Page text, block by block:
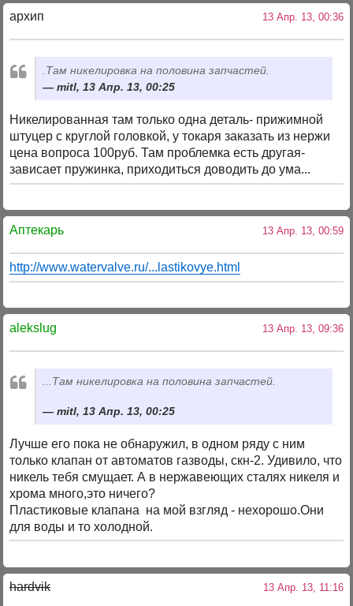
архип 13 Апр. 13, 00:36
.Там никелировка на половина запчастей.
mitl, 13 Апр. 13, 00:25
Никелированная там только одна деталь- прижимной
штуцер с круглой головкой, у токаря заказать из нержи
цена вопроса 100руб. Там проблемка есть другая-
зависает пружинка, приходиться доводить до ума...
Аптекарь 13 Апр. 13, 00:59
http://www.watervalve.ru/...lastikovye.html
alekslug 13 Апр. 13, 09:36
...Там никелировка на половина запчастей.
mitl, 13 Апр. 13, 00:25
Лучше его пока не обнаружил, в одном ряду с ним
только клапан от автоматов газводы, скн-2. Удивило, что
никель тебя смущает. А в нержавеющих сталях никеля и
хрома много,это ничего?
Пластиковые клапана на мой взгляд - нехорошо.Они
для воды и то холодной.
hardvik 13 Апр. 13, 11:16